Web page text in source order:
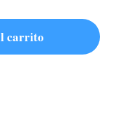
carrito